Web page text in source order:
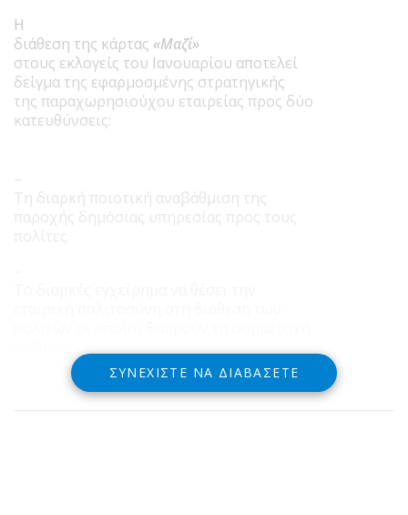
Η
διάθεση της κάρτας «Μαζί»
στους εκλογείς του Ιανουαρίου αποτελεί
δείγμα της εφαρμοσμένης στρατηγικής
της παραχωρησιούχου εταιρείας προς δύο
κατευθύνσεις:
–
Τη διαρκή ποιοτική αναβάθμιση της
παροχής δημόσιας υπηρεσίας προς τους
ΣΥΝΕΧΊΣΤΕ ΝΑ ΔΙΑΒΆΣΕΤΕ